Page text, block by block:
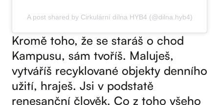
A post shared by Cirkulární dílna HYB4 (@dilna.hyb4)
Kromě toho, že se staráš o chod
Kampusu, sám tvoříš. Maluješ,
vytváříš recyklované objekty denního
užití, hraješ. Jsi v podstatě
renesanční člověk. Co z toho všeho